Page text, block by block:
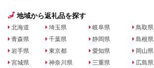
地域から返礼品を探す
北海道
青森県
岩手県
宮城県
埼玉県
千葉県
東京都
神奈川県
岐阜県
静岡県
愛知県
三重県
鳥取県
島根県
岡山県
広島県